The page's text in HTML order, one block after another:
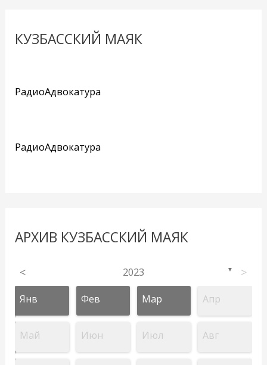
КУЗБАССКИЙ МАЯК
РадиоАдвокатура
РадиоАдвокатура
АРХИВ КУЗБАССКИЙ МАЯК
< 2023 ▼ >
Янв Фев Мар Апр
Май Июн Июл Авг